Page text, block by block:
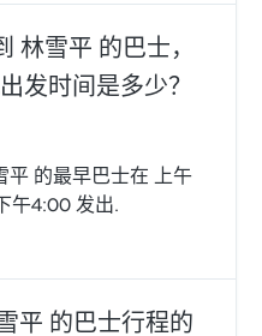
林雪平 的巴士，
发时间是多少？
平 的最早巴士在 上午
午4:00 发出.
平 的巴士行程的